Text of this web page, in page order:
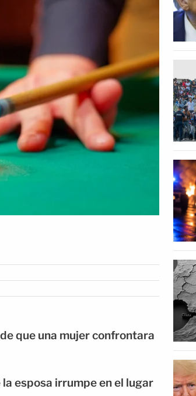
que una mujer confrontara
esposa irrumpe en el lugar